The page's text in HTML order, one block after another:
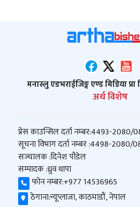
मनास्लु एडभराईजिङ्ग एण्ड मिडिया प्रा
अर्थ विशेष
प्रेस काउन्सिल दर्ता नम्बर:4493-2080/
सूचना विभाग दर्ता नम्बर :4498-2080/
सञ्‍चालक :दिनेश पौडेल
सम्पादक :ध्रुव थापा
फोन नम्बर:+977 14536965
ठेगाना:न्यूप्लाजा, काठमाडौं, नेपाल